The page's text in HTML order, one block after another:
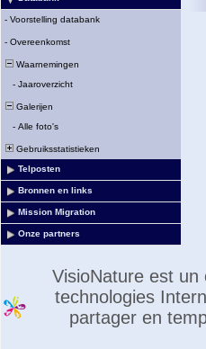
- Voorstelling databank
- Overeenkomst
Waarnemingen
- Jaaroverzicht
Galerijen
- Alle foto's
Gebruiksstatistieken
Telposten
Bronnen en links
Mission Migration
Onze partners
VisioNature est un
technologies
partager en